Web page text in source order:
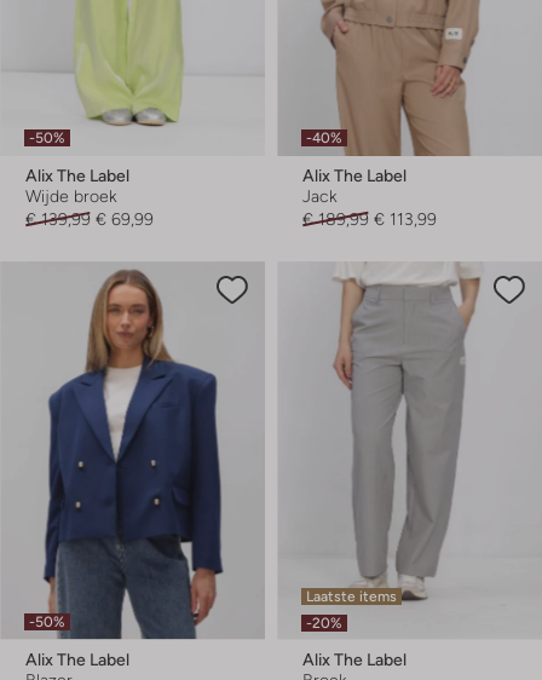
-50%
Alix The Label
Wijde broek
€ 139,99 € 69,99
-40%
Alix The Label
Jack
€ 189,99 € 113,99
-50%
Alix The Label
Laatste items
-20%
Alix The Label